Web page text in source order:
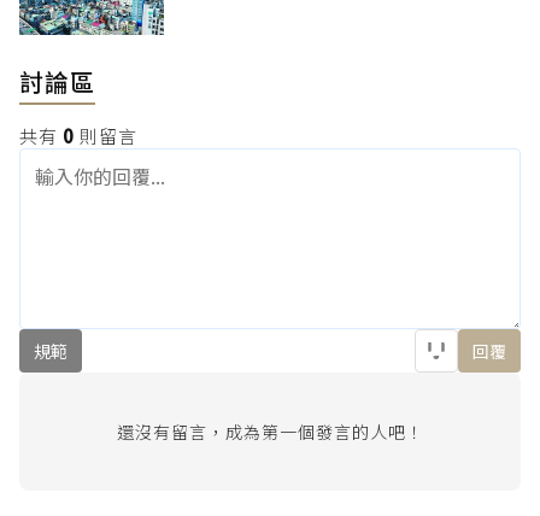
討論區
共有 0 則留言
規範 回覆
還沒有留言，成為第一個發言的人吧！